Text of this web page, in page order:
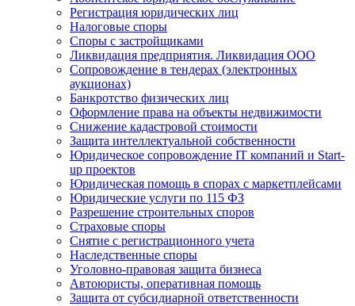
Регистрация юридических лиц
Налоговые споры
Споры с застройщиками
Ликвидация предприятия. Ликвидация ООО
Сопровождение в тендерах (электронных
аукционах)
Банкротство физических лиц
Оформление права на объекты недвижимости
Снижение кадастровой стоимости
Защита интеллектуальной собственности
Юридическое сопровождение IT компаний и Start-
up проектов
Юридическая помощь в спорах с маркетплейсами
Юридические услуги по 115 ФЗ
Разрешение строительных споров
Страховые споры
Снятие с регистрационного учета
Наследственные споры
Уголовно-правовая защита бизнеса
Автоюристы, оперативная помощь
Защита от субсидиарной ответственности